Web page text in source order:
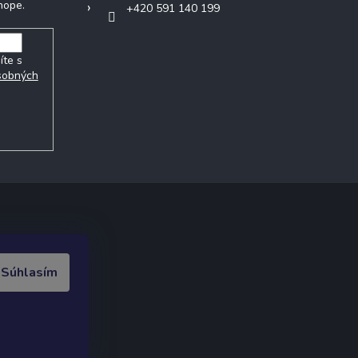
Súhlasím
s
+420 591 140 199